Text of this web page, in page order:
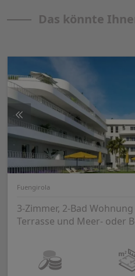
Das könnte
Fuengirola
3-Zimmer, 2-Bad
Terrasse und Meer- oder